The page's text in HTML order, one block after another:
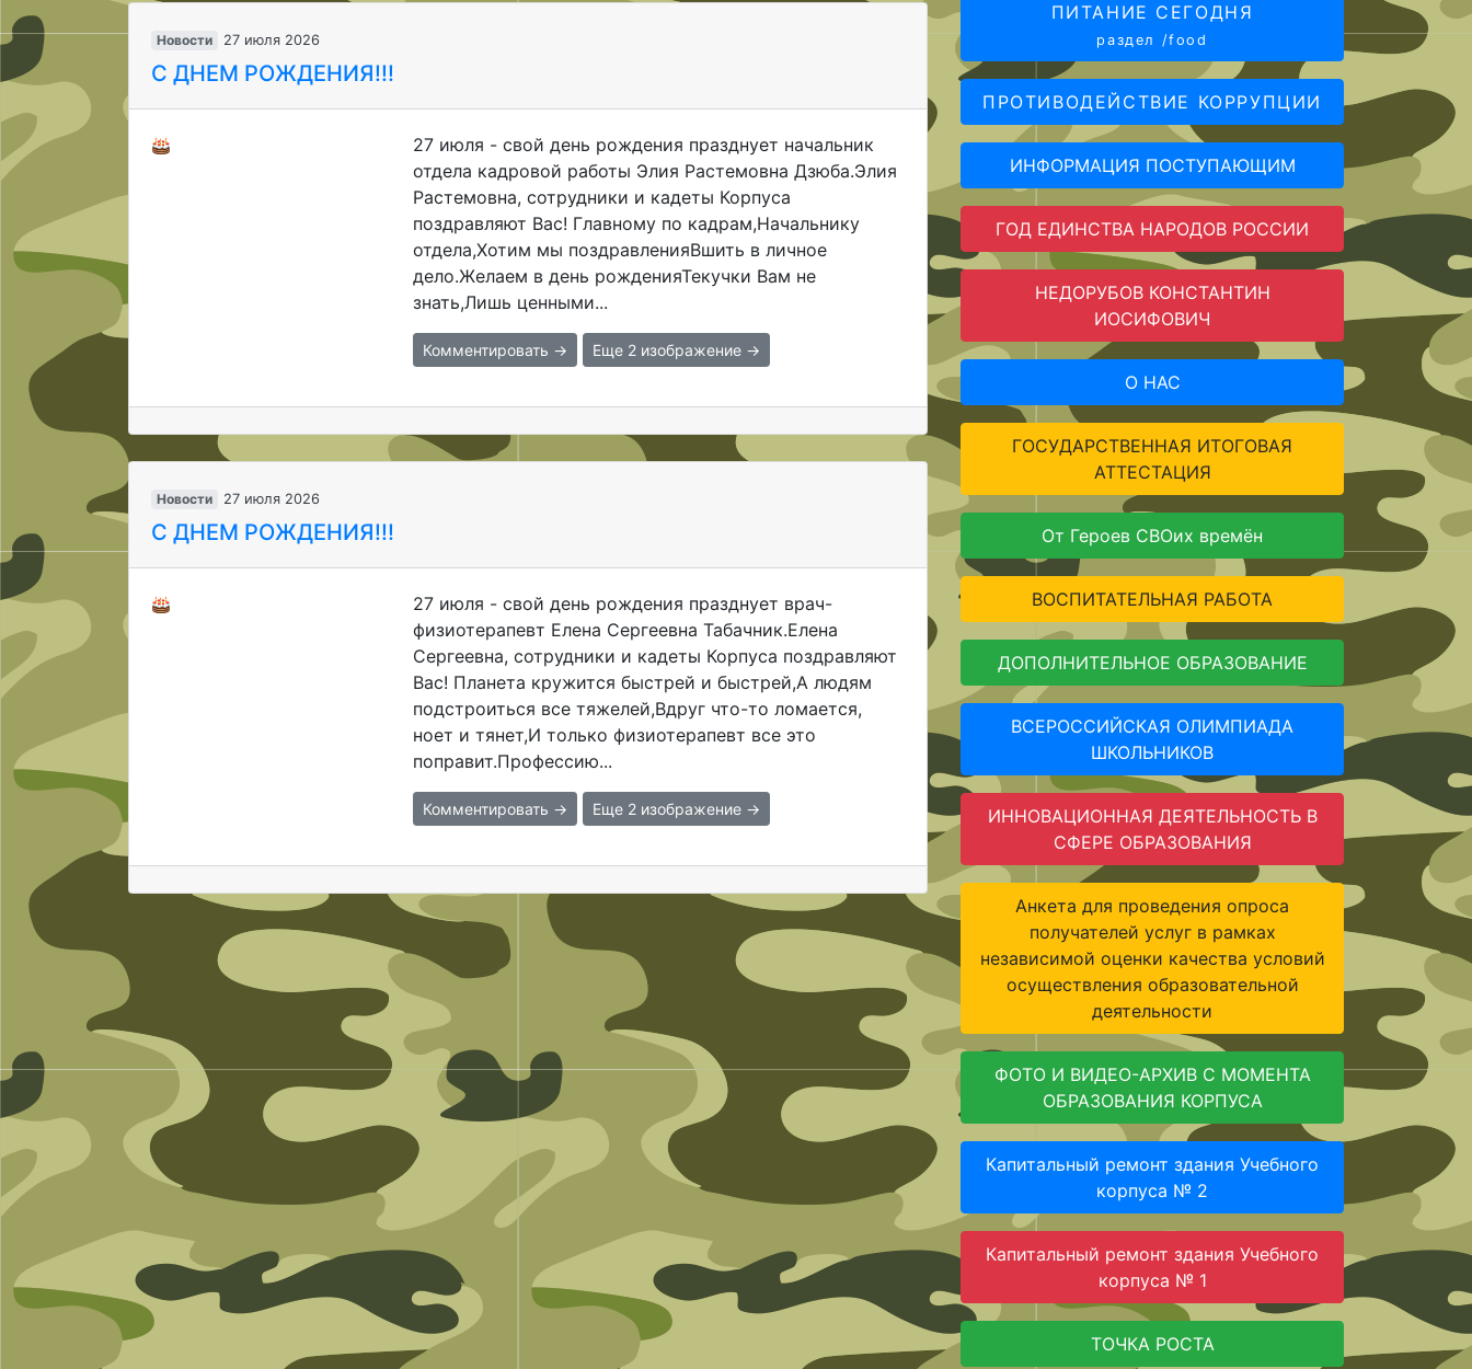
Новости 27 июля 2026
С ДНЕМ РОЖДЕНИЯ!!!
27 июля - свой день рождения празднует начальник
отдела кадровой работы Элия Растемовна Дзюба.Элия
Растемовна, сотрудники и кадеты Корпуса
поздравляют Вас! Главному по кадрам,Начальнику
отдела,Хотим мы поздравленияВшить в личное
дело.Желаем в день рожденияТекучки Вам не
знать,Лишь ценными...
Комментировать → Еще 2 изображение →
Новости 27 июля 2026
С ДНЕМ РОЖДЕНИЯ!!!
27 июля - свой день рождения празднует врач-
физиотерапевт Елена Сергеевна Табачник.Елена
Сергеевна, сотрудники и кадеты Корпуса поздравляют
Вас! Планета кружится быстрей и быстрей,А людям
подстроиться все тяжелей,Вдруг что-то ломается,
ноет и тянет,И только физиотерапевт все это
поправит.Профессию...
Комментировать → Еще 2 изображение →
ПИТАНИЕ СЕГОДНЯ
раздел /food
ПРОТИВОДЕЙСТВИЕ КОРРУПЦИИ
ИНФОРМАЦИЯ ПОСТУПАЮЩИМ
ГОД ЕДИНСТВА НАРОДОВ РОССИИ
НЕДОРУБОВ КОНСТАНТИН
ИОСИФОВИЧ
О НАС
ГОСУДАРСТВЕННАЯ ИТОГОВАЯ
АТТЕСТАЦИЯ
От Героев СВОих времён
ВОСПИТАТЕЛЬНАЯ РАБОТА
ДОПОЛНИТЕЛЬНОЕ ОБРАЗОВАНИЕ
ВСЕРОССИЙСКАЯ ОЛИМПИАДА
ШКОЛЬНИКОВ
ИННОВАЦИОННАЯ ДЕЯТЕЛЬНОСТЬ В
СФЕРЕ ОБРАЗОВАНИЯ
Анкета для проведения опроса
получателей услуг в рамках
независимой оценки качества условий
осуществления образовательной
деятельности
ФОТО И ВИДЕО-АРХИВ С МОМЕНТА
ОБРАЗОВАНИЯ КОРПУСА
Капитальный ремонт здания Учебного
корпуса № 2
Капитальный ремонт здания Учебного
корпуса № 1
ТОЧКА РОСТА